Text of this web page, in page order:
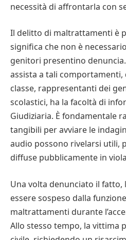
necessità di affrontarla con
Il delitto di maltrattamenti è
significa che non è
genitori presentino
assista a tali comportamenti,
classe, rappresentanti dei
scolastici, ha la facoltà di
Giudiziaria. È fondamentale
tangibili per avviare le
audio possono rivelarsi utili,
diffuse pubblicamente in
Una volta denunciato il fatto,
essere sospeso dalla
maltrattamenti durante
Allo stesso tempo, la vittima